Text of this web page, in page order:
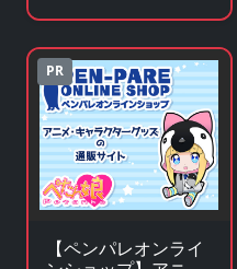
ズの総合オンライン
ストア
PR
【ペンパレオンライ